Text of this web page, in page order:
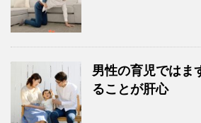
男性の育児ではま
ることが肝心